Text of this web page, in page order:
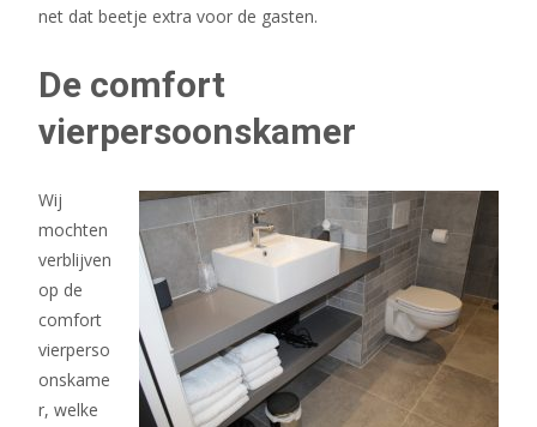
net dat beetje extra voor de gasten.
De comfort
vierpersoonskamer
Wij
mochten
verblijven
op de
comfort
vierperso
onskame
r, welke